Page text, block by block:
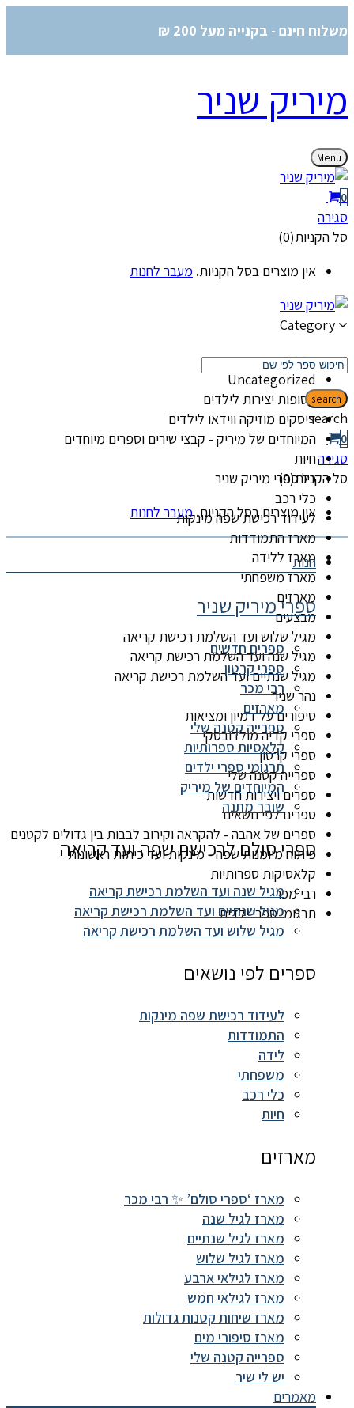
משלוח חינם - בקנייה מעל 200 ₪
מיריק שניר
Menu
0
סגירה
סל הקניות(0)
אין מוצרים בסל הקניות. מעבר לחנות
Category
קטגוריות
Uncategorized
אסופות יצירות לילדים
דיסקים מוזיקה ווידאו לילדים
המיוחדים של מיריק - קבצי שירים וספרים מיוחדים
חיות
כל ספרי מיריק שניר
כלי רכב
לעידוד רכישת שפה מינקות
מארז התמודדות
מארז ללידה
מארז משפחתי
מארזים
מבצעים
מגיל שלוש ועד השלמת רכישת קריאה
מגיל שנה ועד השלמת רכישת קריאה
מגיל שנתיים ועד השלמת רכישת קריאה
נהר שניר
סיפורים על דמיון ומציאות
ספרי קדיה מולדובסקי
ספרי קרטון
ספרייה קטנה שלי
ספרים ויצירות חדשות
ספרים לפי נושאים
ספרים של אהבה - להקראה וקירוב לבבות בין גדולים לקטנים
פיתוח מיומנות שפה - מינקות ועד כיתות ראשונות
קלאסיקות ספרותיות
רבי מכר
תרגומי ספרי ילדים
search
search
0
סגירה
סל הקניות(0)
אין מוצרים בסל הקניות. מעבר לחנות
חנות
ספרי מיריק שניר
ספרים חדשים
ספרי קרטון
רבי מכר
מארזים
ספרייה קטנה שלי
קלאסיות ספרותיות
תרגומי ספרי ילדים
המיוחדים של מיריק
שובר מתנה
ספרי סולם לרכישת שפה ועד קריאה
מגיל שנה ועד השלמת רכישת קריאה
מגיל שנתיים ועד השלמת רכישת קריאה
מגיל שלוש ועד השלמת רכישת קריאה
ספרים לפי נושאים
לעידוד רכישת שפה מינקות
התמודדות
לידה
משפחתי
כלי רכב
חיות
מארזים
מארז ‘ספרי סולם’ ✨ רבי מכר
מארז לגיל שנה
מארז לגיל שנתיים
מארז לגיל שלוש
מארז לגילאי ארבע
מארז לגילאי חמש
מארז שיחות קטנות גדולות
מארז סיפורי מים
ספרייה קטנה שלי
יש לי שיר
מאמרים